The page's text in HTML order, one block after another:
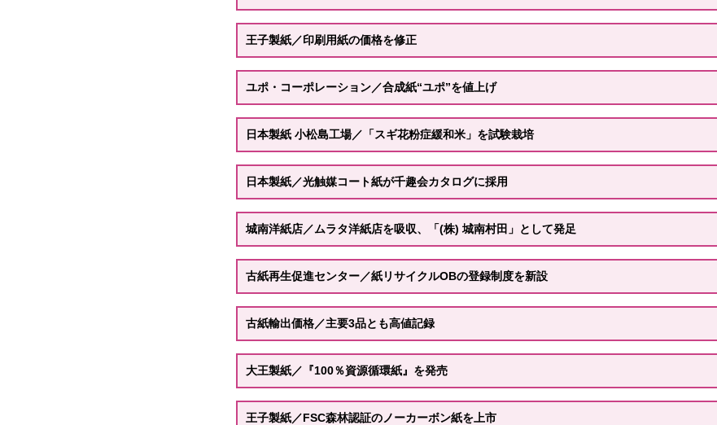
王子製紙／印刷用紙の価格を修正
ユポ・コーポレーション／合成紙“ユポ”を値上げ
日本製紙 小松島工場／「スギ花粉症緩和米」を試験栽培
日本製紙／光触媒コート紙が千趣会カタログに採用
城南洋紙店／ムラタ洋紙店を吸収、「(株) 城南村田」として発足
古紙再生促進センター／紙リサイクルOBの登録制度を新設
古紙輸出価格／主要3品とも高値記録
大王製紙／『100％資源循環紙』を発売
王子製紙／FSC森林認証のノーカーボン紙を上市